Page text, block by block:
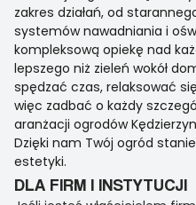
zakres działań, od
systemów nawadniania i
kompleksową opiekę nad
lepszego niż zieleń wokół
spędzać czas, relaksować
więc zadbać o każdy
aranżacji ogrodów
Dzięki nam Twój ogród
estetyki.
DLA FIRM I INSTYTUCJI